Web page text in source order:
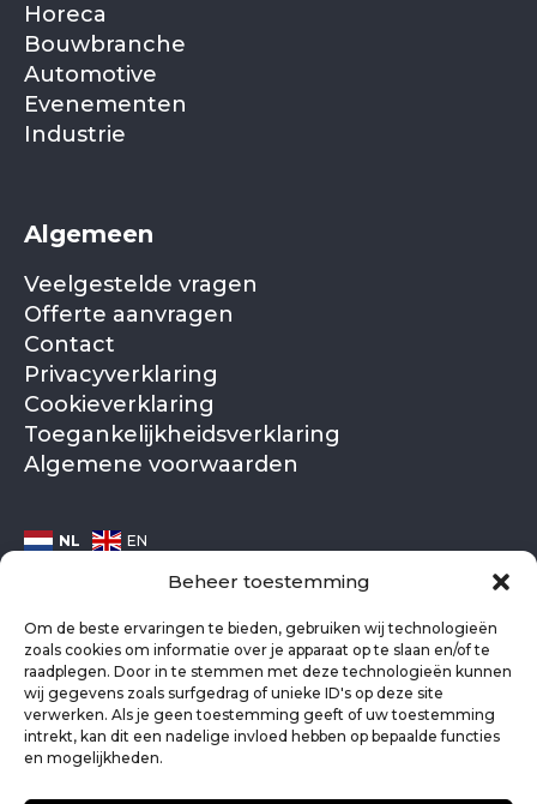
Beheer toestemming
Om de beste ervaringen te bieden, gebruiken wij technologieën
zoals cookies om informatie over je apparaat op te slaan en/of te
raadplegen. Door in te stemmen met deze technologieën kunnen
wij gegevens zoals surfgedrag of unieke ID's op deze site
verwerken. Als je geen toestemming geeft of uw toestemming
intrekt, kan dit een nadelige invloed hebben op bepaalde functies
en mogelijkheden.
Horeca
Bouwbranche
Automotive
Evenementen
Industrie
Algemeen
Veelgestelde vragen
Offerte aanvragen
Contact
Privacyverklaring
Cookieverklaring
Toegankelijkheidsverklaring
Algemene voorwaarden
NL EN